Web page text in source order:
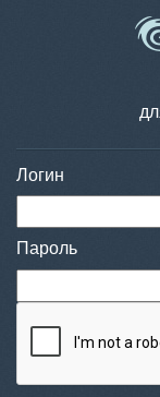
Логин
Пароль